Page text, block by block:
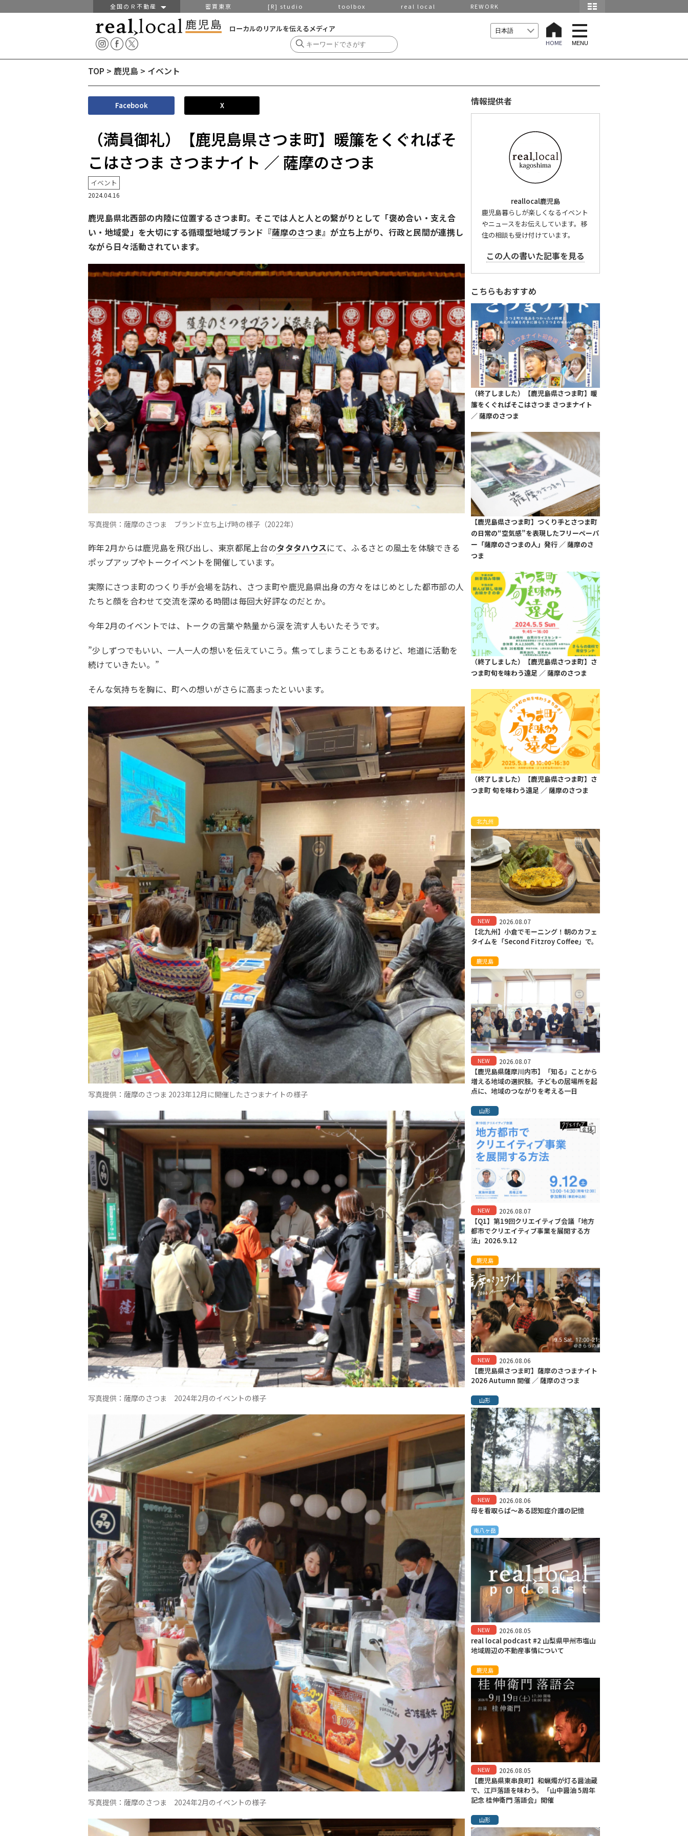
全国のＲ不動産 密買東京 [R] studio toolbox real local REWORK
ローカルのリアルを伝えるメディア
HOME
t
o
g
l
a
MENU
TOP > 鹿児島 > イベント
Facebook X
（満員御礼）【鹿児島県さつま町】暖簾をくぐればそ
こはさつま さつまナイト ／ 薩摩のさつま
イベント
2024.04.16
鹿児島県北西部の内陸に位置するさつま町。そこでは人と人との繋がりとして「褒め合い・支え合
い・地域愛」を大切にする循環型地域ブランド『薩摩のさつま』が立ち上がり、行政と民間が連携し
ながら日々活動されています。
写真提供：薩摩のさつま ブランド立ち上げ時の様子（2022年）
昨年2月からは鹿児島を飛び出し、 東京都尾上台のタタタハウスにて、ふるさとの風土を体験できる
ポップアップやトークイベントを開催しています。
実際にさつま町のつくり手が会場を訪れ、 さつま町や鹿児島県出身の方々をはじめとした都市部の人
たちと顔を合わせて交流を深める時間は毎回大好評なのだとか。
今年2月のイベントでは、トークの言葉や熱量から涙を流す人もいたそうです。
”少しずつでもいい、一人一人の想いを伝えていこう。焦ってしまうこともあるけど、地道に活動を
続けていきたい。”
そんな気持ちを胸に、町への想いがさらに高まったといいます。
写真提供：薩摩のさつま 2023年12月に開催したさつまナイトの様子
写真提供：薩摩のさつま 2024年2月のイベントの様子
写真提供：薩摩のさつま 2024年2月のイベントの様子
情報提供者
reallocal鹿児島
鹿児島暮らしが楽しくなるイベント
やニュースをお伝えしています。移
住の相談も受け付けています。
この人の書いた記事を見る
こちらもおすすめ
（終了しました）【鹿児島県さつま町】暖
簾をくぐればそこはさつま さつまナイト
／ 薩摩のさつま
【鹿児島県さつま町】つくり手とさつま町
の日常の“空気感”を表現したフリーペーパ
ー「薩摩のさつまの人」発行 ／ 薩摩のさ
つま
（終了しました）【鹿児島県さつま町】さ
つま町旬を味わう遠足 ／ 薩摩のさつま
（終了しました）【鹿児島県さつま町】さ
つま町 旬を味わう遠足 ／ 薩摩のさつま
北九州
NEW 2026.08.07
【北九州】小倉でモーニング！朝のカフェ
タイムを「Second Fitzroy Coffee」で。
鹿児島
NEW 2026.08.07
【鹿児島県薩摩川内市】「知る」ことから
増える地域の選択肢。子どもの居場所を起
点に、地域のつながりを考える一日
山形
NEW 2026.08.07
【Q1】第19回クリエイティブ会議「地方
都市でクリエイティブ事業を展開する方
法」2026.9.12
鹿児島
NEW 2026.08.06
【鹿児島県さつま町】薩摩のさつまナイト
2026 Autumn 開催 ／ 薩摩のさつま
山形
NEW 2026.08.06
母を看取らば～ある認知症介護の記憶
南八ヶ岳
NEW 2026.08.05
real local podcast #2 山梨県甲州市塩山
地域周辺の不動産事情について
鹿児島
NEW 2026.08.05
【鹿児島県東串良町】和蝋燭が灯る醤油蔵
で、江戸落語を味わう。「山中醤油 5周年
記念 桂伸衛門 落語会」開催
山形